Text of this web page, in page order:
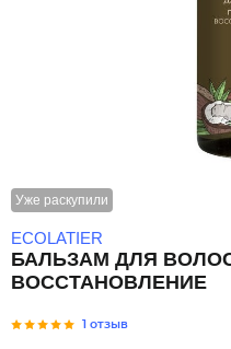
Уже раскупили
ECOLATIER
БАЛЬЗАМ ДЛЯ
ВОССТАНОВЛЕНИЕ
1 отзыв